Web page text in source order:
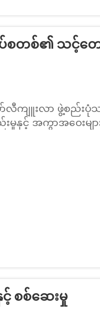
စတစ်၏ သင့်တ
မော်လီကျူးလာ ဖွဲ့စ
းမှုနှင့် အကွာအဝေး
ောင်နိုင်မှုတို့ပေါ်တွင်
ပုံပေါ်တွင် မှီခိုပါသည်။...
စစ်ဆေးမှု